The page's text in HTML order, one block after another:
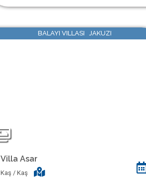
BALAYI VILLASI JAKUZI
Villa Asar
Kaş / Kaş